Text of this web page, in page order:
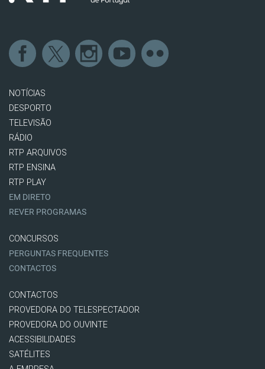
NOTÍCIAS
DESPORTO
TELEVISÃO
RÁDIO
RTP ARQUIVOS
RTP ENSINA
RTP PLAY
EM DIRETO
REVER PROGRAMAS
CONCURSOS
PERGUNTAS FREQUENTES
CONTACTOS
CONTACTOS
PROVEDORA DO TELESPECTADOR
PROVEDORA DO OUVINTE
ACESSIBILIDADES
SATÉLITES